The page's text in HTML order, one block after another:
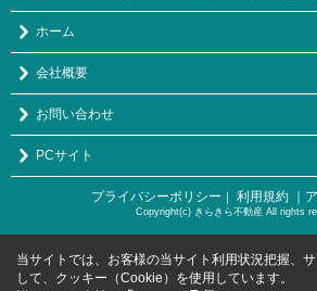
ホーム
会社概要
お問い合わせ
PCサイト
プライバシーポリシー ｜ 利用規約 ｜
Copyright(c) きらきら不動産 All rights
当サイトでは、お客様の当サイト利用状況把握、
して、クッキー（Cookie）を使用しています。